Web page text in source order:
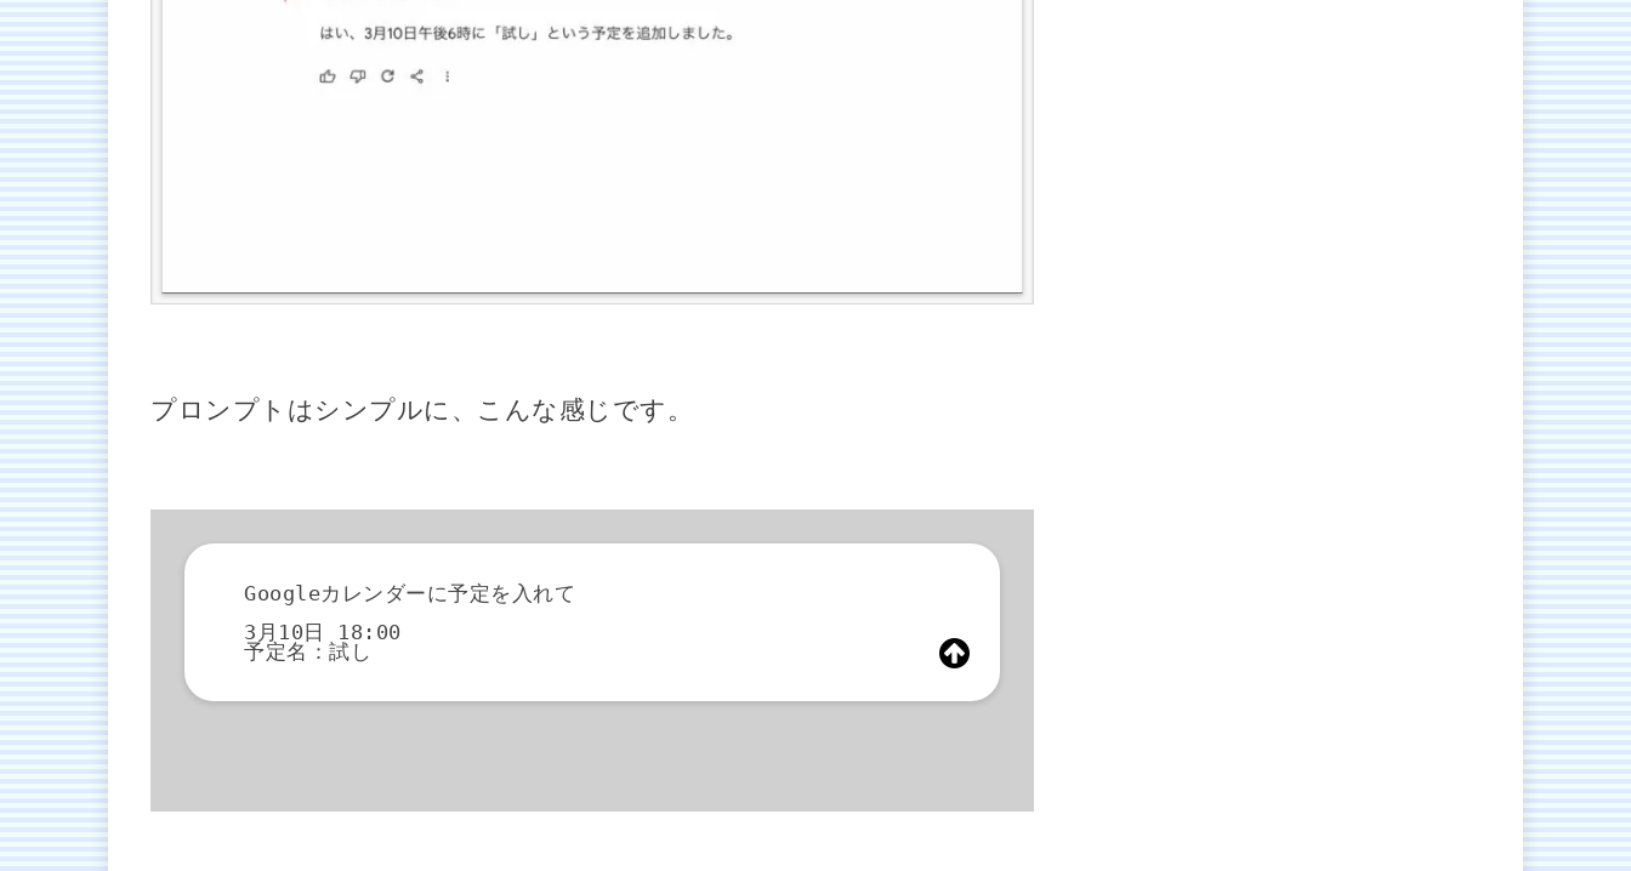
プロンプトはシンプルに、こんな感じです。
Googleカレンダーに予定を入れて
3月10日 18:00
予定名：試し